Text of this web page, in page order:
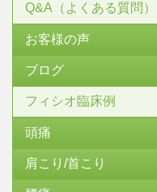
Q&A（よくある質問）
お客様の声
ブログ
フィシオ臨床例
頭痛
肩こり/首こり